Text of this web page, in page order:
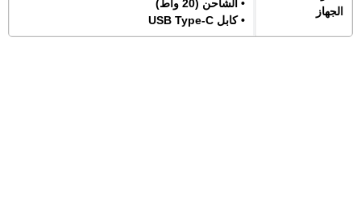
الجهاز
• الشاحن (20 واط)
• كابل USB Type-C